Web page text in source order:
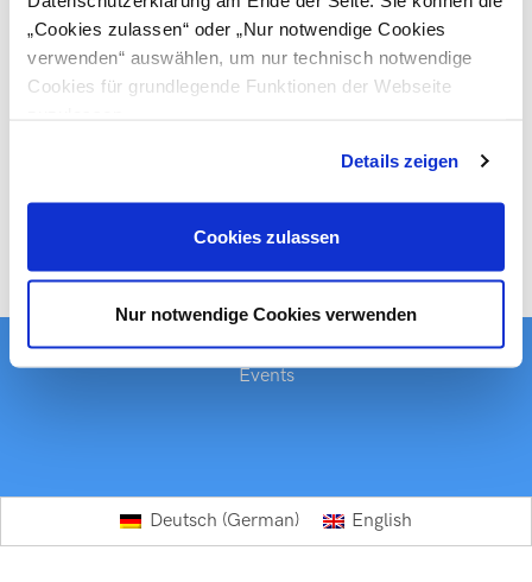
„Cookies zulassen“ oder „Nur notwendige Cookies
verwenden“ auswählen, um nur technisch notwendige
Cookies für grundlegende Funktionen der Webseite
Details zeigen
Cookies zulassen
Nur notwendige Cookies verwenden
Events
Deutsch (German) English